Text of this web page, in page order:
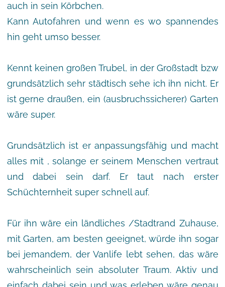
auch in sein Körbchen.
Kann Autofahren und wenn es wo spannendes
hin geht umso besser.
Kennt keinen großen Trubel, in der Großstadt bzw
grundsätzlich sehr städtisch sehe ich ihn nicht. Er
ist gerne draußen, ein (ausbruchssicherer) Garten
wäre super.
Grundsätzlich ist er anpassungsfähig und macht
alles mit , solange er seinem Menschen vertraut
und dabei sein darf. Er taut nach erster
Schüchternheit super schnell auf.
Für ihn wäre ein ländliches /Stadtrand Zuhause,
mit Garten, am besten geeignet, würde ihn sogar
bei jemandem, der Vanlife lebt sehen, das wäre
wahrscheinlich sein absoluter Traum. Aktiv und